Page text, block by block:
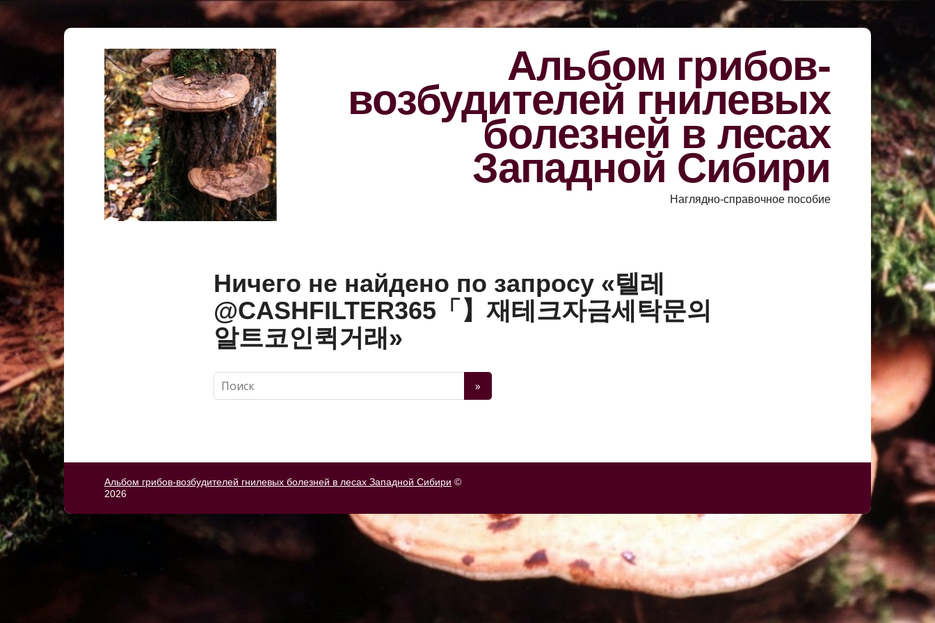
Альбом грибов-
возбудителей гнилевых
болезней в лесах
Западной Сибири
Наглядно-справочное пособие
Ничего не найдено по запросу «텔레
@CASHFILTER365「】재테크자금세탁문의
알트코인퀵거래»
Альбом грибов-возбудителей гнилевых болезней в лесах Западной Сибири ©
2026